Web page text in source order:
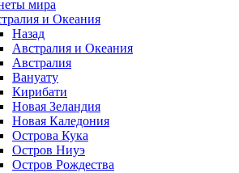
мира
и Океания
Назад
Австралия и Океания
Австралия
Вануату
Кирибати
Новая Зеландия
Новая Каледония
Острова Кука
Остров Ниуэ
Остров Рождества